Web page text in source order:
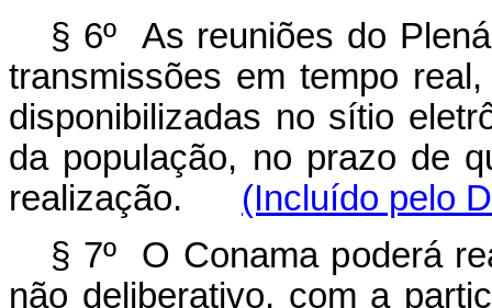
§ 6º As reuniões do
transmissões em tempo
disponibilizadas no sítio
da população, no prazo de
realização. (Incluído pelo
§ 7º O Conama poderá
não deliberativo, com a